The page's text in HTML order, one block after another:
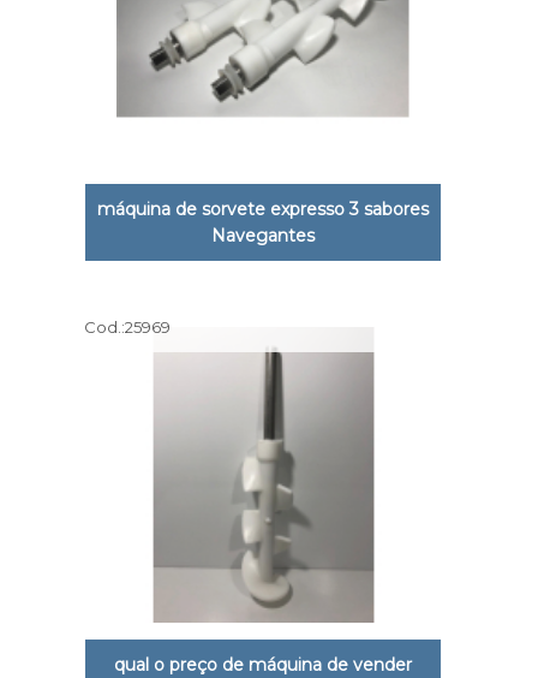
máquina de sorvete expresso 3 sabores
Navegantes
Cod.:25969
qual o preço de máquina de vender